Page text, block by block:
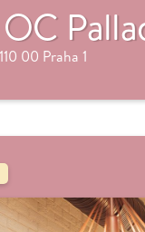
00 Praha 1